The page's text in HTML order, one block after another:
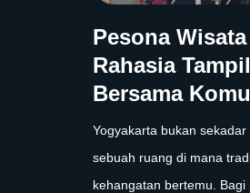
Pesona
Rahasia
Bersama
Yogyakarta bukan
sebuah ruang di mana
kehangatan bertemu.